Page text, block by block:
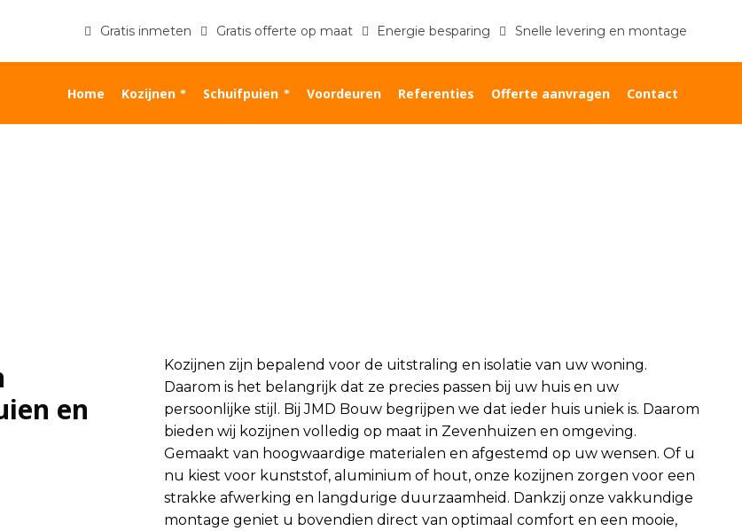
Gratis inmeten Gratis offerte op maat Energie besparing Snelle levering en montage
Home Kozijnen Schuifpuien Voordeuren Referenties Offerte aanvragen Contact
en
Kozijnen zijn bepalend voor de uitstraling en isolatie van uw woning.
Daarom is het belangrijk dat ze precies passen bij uw huis en uw
persoonlijke stijl. Bij JMD Bouw begrijpen we dat ieder huis uniek is. Daarom
bieden wij kozijnen volledig op maat in Zevenhuizen en omgeving.
Gemaakt van hoogwaardige materialen en afgestemd op uw wensen. Of u
nu kiest voor kunststof, aluminium of hout, onze kozijnen zorgen voor een
strakke afwerking en langdurige duurzaamheid. Dankzij onze vakkundige
montage geniet u bovendien direct van optimaal comfort en een mooie,